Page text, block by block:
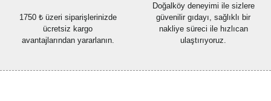
1750 ₺ üzeri siparişlerinizde
ücretsiz kargo
avantajlarından yararlanın.
Doğalköy deneyimi ile sizlere
güvenilir gıdayı, sağlıklı bir
nakliye süreci ile hızlıcan
ulaştırıyoruz.